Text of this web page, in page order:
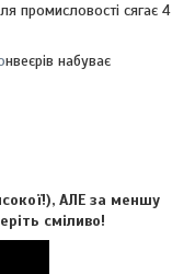
промисловості сягає 4
нвеєрів набуває
АЛЕ за меншу
сміливо!